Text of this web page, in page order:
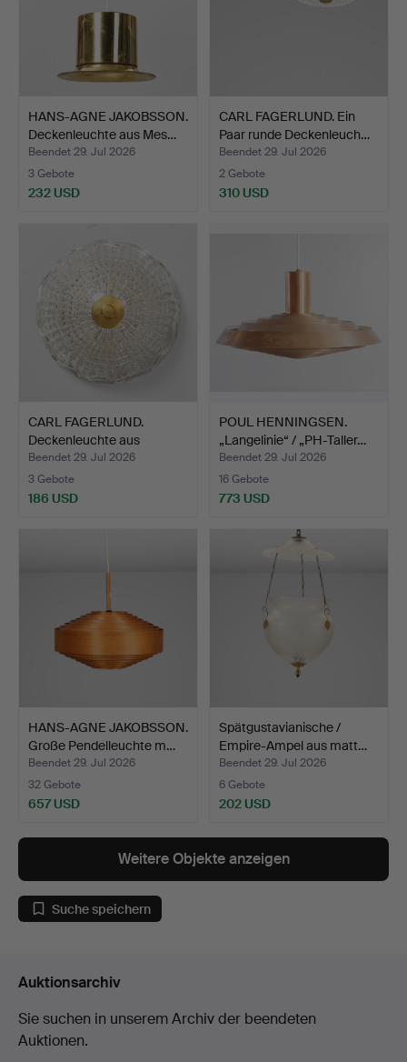
HANS-AGNE JAKOBSSON.
Deckenleuchte aus Mes…
Beendet 29. Jul 2026
3 Gebote
232 USD
CARL FAGERLUND. Ein
Paar runde Deckenleuch…
Beendet 29. Jul 2026
2 Gebote
310 USD
CARL FAGERLUND.
Deckenleuchte aus
Messing …
Beendet 29. Jul 2026
3 Gebote
186 USD
POUL HENNINGSEN.
„Langelinie“ / „PH-Taller…
Beendet 29. Jul 2026
16 Gebote
773 USD
HANS-AGNE JAKOBSSON.
Große Pendelleuchte m…
Beendet 29. Jul 2026
32 Gebote
657 USD
Spätgustavianische /
Empire-Ampel aus matt…
Beendet 29. Jul 2026
6 Gebote
202 USD
Weitere Objekte anzeigen
Suche speichern
Auktionsarchiv
Sie suchen in unserem Archiv der beendeten
Auktionen.